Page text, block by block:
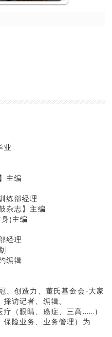
业
主编
练部经理
杂志】主编
)主编
经理
编辑
、创造力、董氏基金会-大家
访记者、编辑。
（眼睛、癌症、三高……）
险业务、业务管理）为